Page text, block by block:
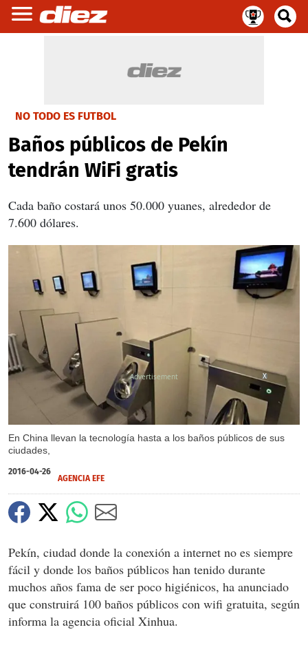
NO TODO ES FUTBOL
Baños públicos de Pekín
tendrán WiFi gratis
Cada baño costará unos 50.000 yuanes, alrededor de
7.600 dólares.
En China llevan la tecnología hasta a los baños públicos de sus
ciudades,
X
2016-04-26
AGENCIA EFE
Pekín, ciudad donde la conexión a internet no es siempre
fácil y donde los baños públicos han tenido durante
muchos años fama de ser poco higiénicos, ha anunciado
que construirá 100 baños públicos con wifi gratuita, según
informa la agencia oficial Xinhua.